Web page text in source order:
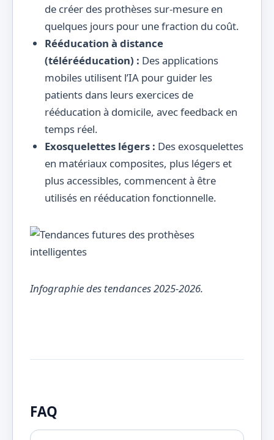
de créer des prothèses sur-mesure en
quelques jours pour une fraction du coût.
Rééducation à distance
(télérééducation) : Des applications
mobiles utilisent l’IA pour guider les
patients dans leurs exercices de
rééducation à domicile, avec feedback en
temps réel.
Exosquelettes légers : Des exosquelettes
en matériaux composites, plus légers et
plus accessibles, commencent à être
utilisés en rééducation fonctionnelle.
Infographie des tendances 2025-2026.
FAQ